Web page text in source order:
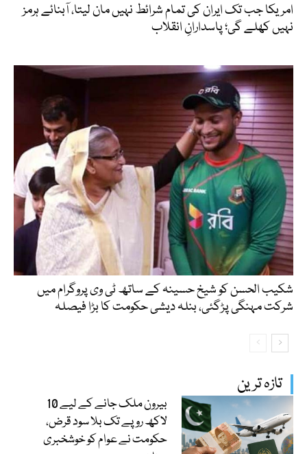
تازہ ترین
بیرون ملک جانے کے لیے 10
لاکھ روپے تک بلا سود قرض،
حکومت نے عوام کو خوشخبری
امریکا جب تک ایران کی تمام شرائط نہیں مان لیتا، آبنائے ہرمز
نہیں کھلے گی؛ پاسدارانِ انقلاب
شکیب الحسن کو شیخ حسینہ کے ساتھ ٹی وی پروگرام میں
شرکت مہنگی پڑگئی، بنلہ دیشی حکومت کا بڑا فیصلہ